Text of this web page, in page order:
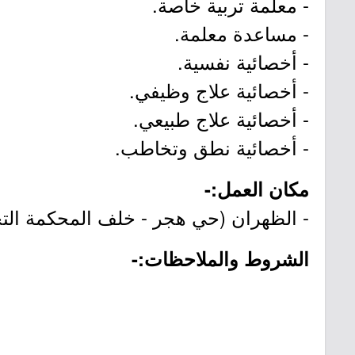
- مساعدة معلمة.
- أخصائية نفسية.
- أخصائية علاج وظيفي.
- أخصائية علاج طبيعي.
- أخصائية نطق وتخاطب.
مكان العمل:-
- الظهران (حي هجر - خلف المحكمة
الشروط والملاحظات:-